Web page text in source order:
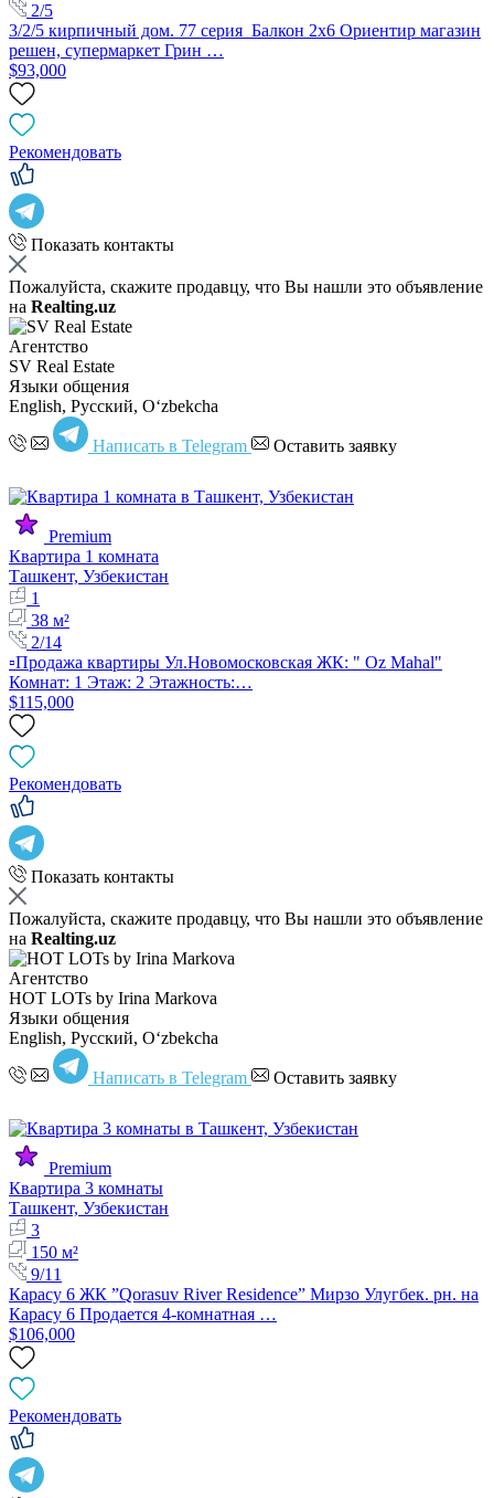
2/5
3/2/5 кирпичный дом. 77 серия Балкон 2х6 Ориентир магазин
решен, супермаркет Грин …
$93,000
Рекомендовать
Показать контакты
Пожалуйста, скажите продавцу, что Вы нашли это объявление
на Realting.uz
Агентство
SV Real Estate
Языки общения
English, Русский, Oʻzbekcha
Написать в Telegram Оставить заявку
Premium
Квартира 1 комната
Ташкент, Узбекистан
1
38 м²
2/14
▫️Продажа квартиры Ул.Новомосковская ЖК: " Oz Mahal"
Комнат: 1 Этаж: 2 Этажность:…
$115,000
Рекомендовать
Показать контакты
Пожалуйста, скажите продавцу, что Вы нашли это объявление
на Realting.uz
Агентство
HOT LOTs by Irina Markova
Языки общения
English, Русский, Oʻzbekcha
Написать в Telegram Оставить заявку
Premium
Квартира 3 комнаты
Ташкент, Узбекистан
3
150 м²
9/11
Карасу 6 ЖК ”Qorasuv River Residence” Мирзо Улугбек. рн. на
Карасу 6 Продается 4-комнатная …
$106,000
Рекомендовать